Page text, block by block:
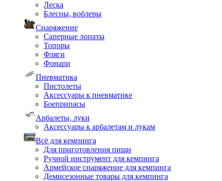
Леска
Блесны, воблеры
Снаряжение
Саперные лопаты
Топоры
Фляги
Фонари
Пневматика
Пистолеты
Аксессуары к пневматике
Боеприпасы
Арбалеты, луки
Аксессуары к арбалетам и лукам
Всё для кемпинга
Для приготовления пищи
Ручной инструмент для кемпинга
Армейское снаряжение для кемпинга
Демисезонные товары для кемпинга